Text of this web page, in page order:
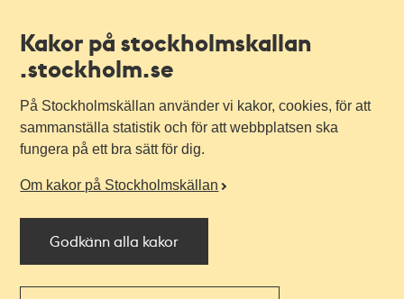
Kakor på stockholmskallan
.stockholm.se
På Stockholmskällan använder vi kakor, cookies, för att
sammanställa statistik och för att webbplatsen ska
fungera på ett bra sätt för dig.
Om kakor på Stockholmskällan
Godkänn alla kakor